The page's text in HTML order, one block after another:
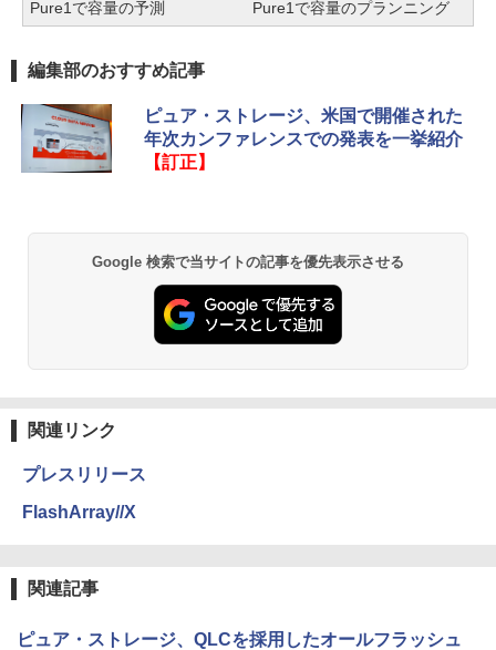
Pure1で容量の予測 Pure1で容量のプランニング
編集部のおすすめ記事
ピュア・ストレージ、米国で開催された
年次カンファレンスでの発表を一挙紹介
【訂正】
Google 検索で当サイトの記事を優先表示させる
関連リンク
プレスリリース
FlashArray//X
関連記事
ピュア・ストレージ、QLCを採用したオールフラッシュ